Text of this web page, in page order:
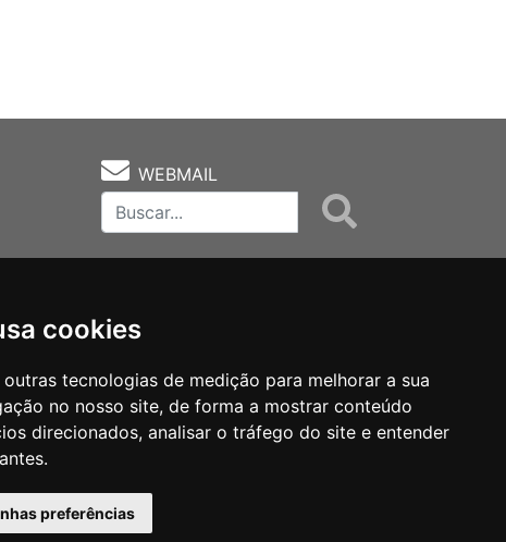
cookies
tecnologias de medição para melhorar a sua
no nosso site, de forma a mostrar conteúdo
direcionados, analisar o tráfego do site e entender
preferências
WEBMAIL
Notas Técnicas Fale Conocsco